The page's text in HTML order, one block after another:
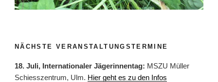
NÄCHSTE VERANSTALTUNGSTERMINE
18. Juli, Internationaler Jägerinnentag: MSZU Müller
Schiesszentrum, Ulm. Hier geht es zu den Infos